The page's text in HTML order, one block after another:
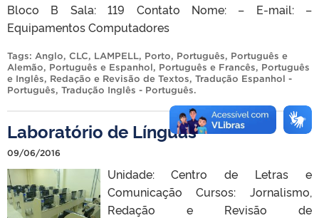
Bloco B Sala: 119 Contato Nome: – E-mail: –
Equipamentos Computadores
Tags: Anglo, CLC, LAMPELL, Porto, Português, Português e
Alemão, Português e Espanhol, Português e Francês, Português
e Inglês, Redação e Revisão de Textos, Tradução Espanhol -
Português, Tradução Inglês - Português.
Laboratório de Línguas
09/06/2016
Unidade: Centro de Letras e
Comunicação Cursos: Jornalismo,
Redação e Revisão de